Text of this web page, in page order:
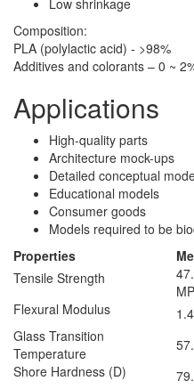
Low shrinkage
Composition:
PLA (polylactic acid) - >98%
Additives and colorants – 0 ~
Applications
High-quality parts
Architecture mock-ups
Detailed conceptual
Educational models
Consumer goods
Models required to be
Properties
Tensile Strength
Flexural Modulus
Glass Transition
Temperature
Shore Hardness (D)